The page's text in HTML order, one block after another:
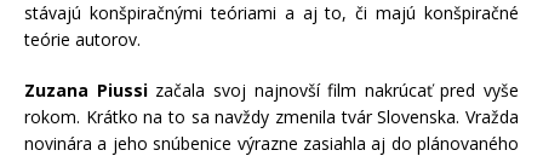
stávajú konšpiračnými teóriami a aj to, či majú konšpiračné
teórie autorov.
Zuzana Piussizačala svoj najnovší film nakrúcať pred vyše
rokom. Krátko na to sa navždy zmenila tvár Slovenska. Vražda
novinára a jeho snúbenice výrazne zasiahla aj do plánovaného